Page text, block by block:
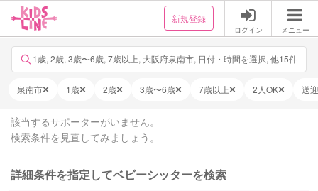
新規登録
ログイン メニュー
1歳, 2歳, 3歳〜6歳, 7歳以上, 大阪府泉南市, 日付・時間を選択, 他15件
泉南市 1歳 2歳 3歳〜6歳 7歳以上 2人OK 送
該当するサポーターがいません。
検索条件を見直してみましょう。
詳細条件を指定してベビーシッターを検索